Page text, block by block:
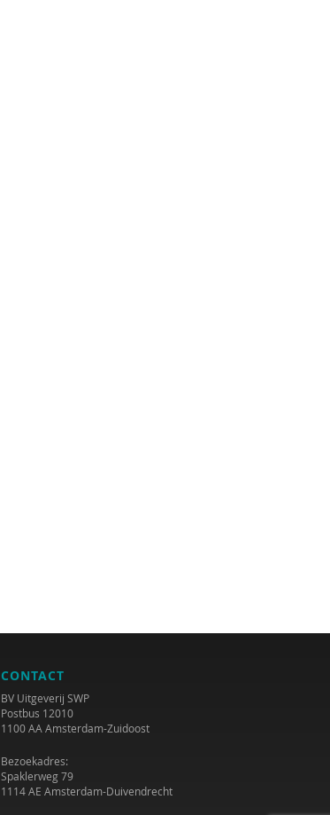
CONTACT
BV Uitgeverij SWP
Postbus 12010
1100 AA Amsterdam-Zuidoost
Bezoekadres:
Spaklerweg 79
1114 AE Amsterdam-Duivendrecht